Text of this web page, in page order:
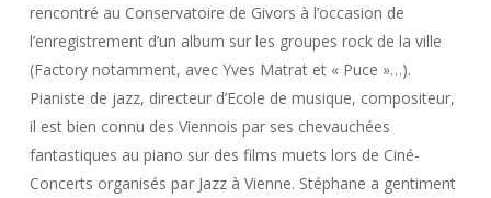
rencontré au Conservatoire de Givors à l’occasion de
l’enregistrement d’un album sur les groupes rock de la ville
(Factory notamment, avec Yves Matrat et « Puce »…).
Pianiste de jazz, directeur d’Ecole de musique, compositeur,
il est bien connu des Viennois par ses chevauchées
fantastiques au piano sur des films muets lors de Ciné-
Concerts organisés par Jazz à Vienne. Stéphane a gentiment